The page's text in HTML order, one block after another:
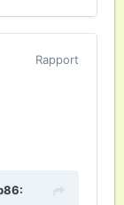
Rapport
: